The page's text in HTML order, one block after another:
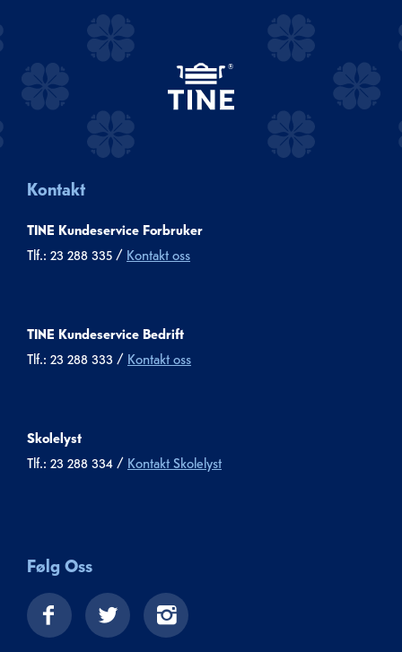
Kontakt
TINE Kundeservice Forbruker
Tlf.: 23 288 335 / Kontakt oss
TINE Kundeservice Bedrift
Tlf.: 23 288 333 / Kontakt oss
Skolelyst
Tlf.: 23 288 334 / Kontakt Skolelyst
Følg Oss